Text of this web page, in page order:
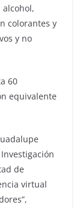
colorantes y
y no
60
equivalente
de
virtual